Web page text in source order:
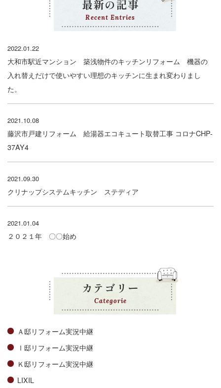
最新の記事
Recent Entries
2022.01.22
大和市駅近マンション 築浅物件のキッチンリフォーム 機器の
入れ替えだけで使いやすい理想のキッチンに生まれ変わりまし
た。
2021.10.08
藤沢市戸建リフォーム 給湯器エコキュート取替工事 コロナCHP-
37AY4
2021.09.30
クリナップシステムキッチン ステディア
2021.01.04
２０２１年 〇〇始め
カテゴリー
Categorie
Ａ邸リフォーム実況中継
Ⅰ邸リフォーム実況中継
Ｋ邸リフォーム実況中継
LIXIL